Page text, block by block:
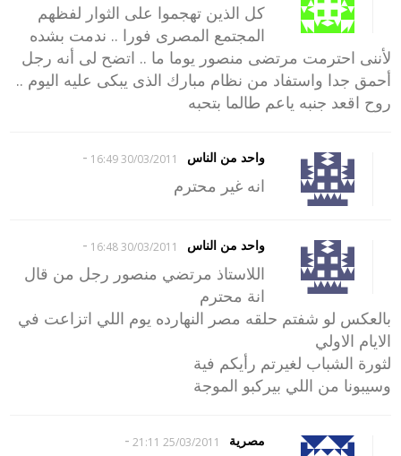
كل الذين تهجموا على الثوار لفظهم
المجتمع المصرى فورا .. ندمت بشده
لأننى احترمت مرتضى منصور يوما ما .. اتضح لى أنه رجل
أحمق جدا واستفاد من نظام مبارك الذى يبكى عليه اليوم ..
روح اقعد جنبه ياعم طالما بتحبه
واحد من الناس 30/03/2011 16:49
-
انه غير محترم
واحد من الناس 30/03/2011 16:48
-
اللاستاذ مرتضي منصور رجل من قال
انة محترم
بالعكس لو شفتم حلقه مصر النهارده يوم اللي اتزاعت في
الايام الاولي
لثورة الشباب لغيرتم رأيكم فية
وسيبونا من اللي بيركبو الموجة
مصرية 25/03/2011 21:11
-